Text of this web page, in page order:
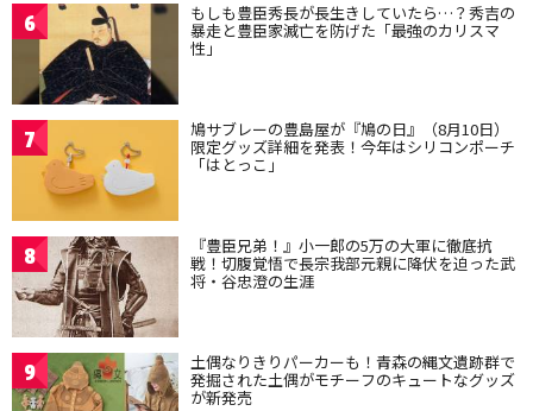
6 もしも豊臣秀長が長生きしていたら…？秀吉の
暴走と豊臣家滅亡を防げた「最強のカリスマ
性」
7 鳩サブレーの豊島屋が『鳩の日』（8月10日）
限定グッズ詳細を発表！今年はシリコンポーチ
「はとっこ」
8 『豊臣兄弟！』小一郎の5万の大軍に徹底抗
戦！切腹覚悟で長宗我部元親に降伏を迫った武
将・谷忠澄の生涯
9 土偶なりきりパーカーも！青森の縄文遺跡群で
発掘された土偶がモチーフのキュートなグッズ
が新発売